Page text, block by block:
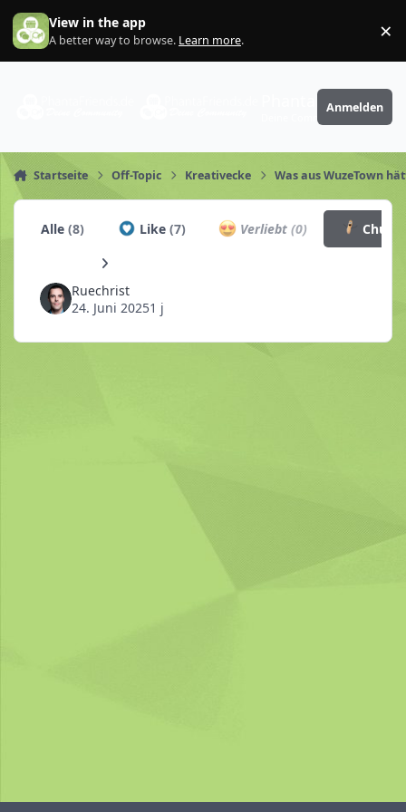
Zum Inhalt springen
View in the app
A better way to browse. Learn more. ×
PhantaFriends.de
Anmelden
Startseite Off-Topic Kreativecke Was aus WuzeTown
Alle(8) Like (7) Verliebt(0)
Ruechrist
24. Juni 20251 j